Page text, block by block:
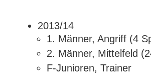
2013/14
1. Männer, Angriff (4
2. Männer, Mittelfeld
F-Junioren, Trainer